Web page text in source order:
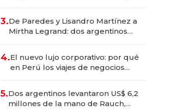
marcas "fast premium"
3.De Paredes y Lisandro Martínez a
Mirtha Legrand: dos argentinos
4.El nuevo lujo corporativo: por qué
en Perú los viajes de negocios
transformadoras
5.Dos argentinos levantaron US$ 6,2
millones de la mano de Rauch,